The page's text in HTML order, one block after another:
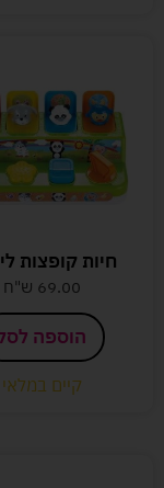
חיות קופצות
69.00 ש"ח
הוספה
קיים במלאי